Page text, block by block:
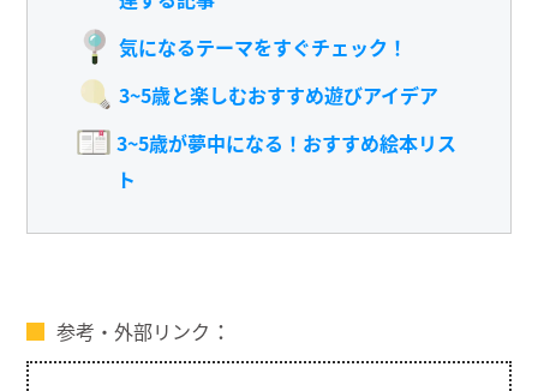
気になるテーマをすぐチェック！
3~5歳と楽しむおすすめ遊びアイデア
3~5歳が夢中になる！おすすめ絵本リス
ト
参考・外部リンク